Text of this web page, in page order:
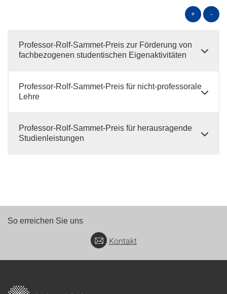
+ -
Professor-Rolf-Sammet-Preis zur Förderung von
fachbezogenen studentischen Eigenaktivitäten
Professor-Rolf-Sammet-Preis für nicht-professorale
Lehre
Professor-Rolf-Sammet-Preis für herausragende
Studienleistungen
So erreichen Sie uns
Kontakt